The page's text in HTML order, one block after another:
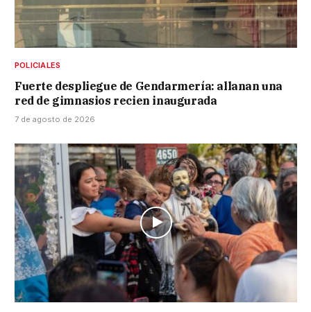
POLICIALES
Fuerte despliegue de Gendarmería: allanan una
red de gimnasios recien inaugurada
7 de agosto de 2026